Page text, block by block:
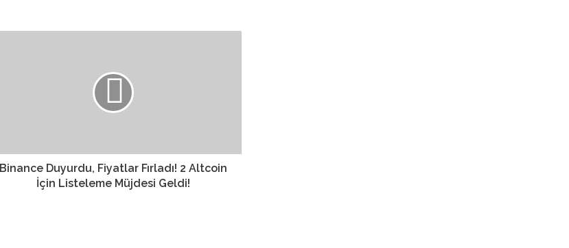
Binance Duyurdu, Fiyatlar Fırladı! 2 Altcoin
İçin Listeleme Müjdesi Geldi!